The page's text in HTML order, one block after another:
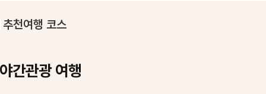
추천여행 코스
간관광 여행